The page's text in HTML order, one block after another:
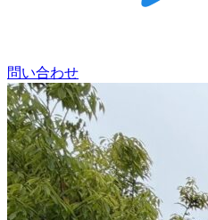
問い合わせ